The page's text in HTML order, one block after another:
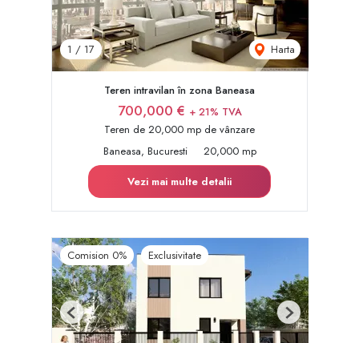
1 / 17 Harta
Teren intravilan în zona Baneasa
700,000 € + 21% TVA
Teren de 20,000 mp de vânzare
Baneasa, Bucuresti
20,000 mp
Vezi mai multe detalii
Comision 0% Exclusivitate
Previous Next